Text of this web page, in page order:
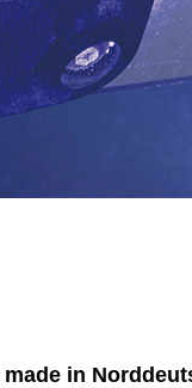
made in